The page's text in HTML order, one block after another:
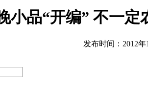
小品“开编” 不一定
发布时间：2012年